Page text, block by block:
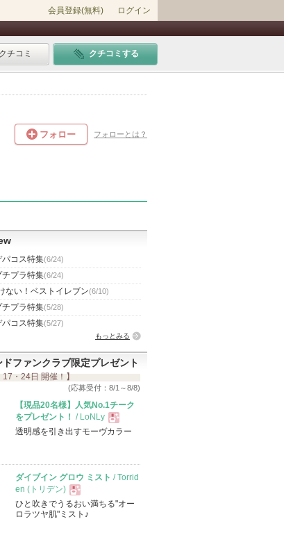
会員登録(無料) ログイン
チコミ クチコミする
フォロー フォローとは？
コス特集(6/24)
プラ特集(6/24)
ない！ベストイレブン(6/10)
プラ特集(5/28)
コス特集(5/27)
もっとみる
ドファンクラブ限定プレゼント
17・24日 開催！】
(応募受付：8/1～8/8)
【現品20名様】人気No.1チーク
をプレゼント！
/ LoNLy
現
品
透明感を引き出すモーヴカラー
ダイブイン グロウ ミスト / Torrid
en (トリデン)
現
ひと吹きでうるおい満ちる"オー
ロラツヤ肌"ミスト♪